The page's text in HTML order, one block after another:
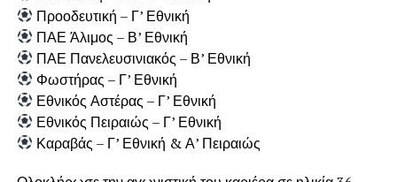
Προοδευτική – Γ’ Εθνική
ΠΑΕ Άλιμος – Β’ Εθνική
ΠΑΕ Πανελευσινιακός – Β’ Εθνική
Φωστήρας – Γ’ Εθνική
Εθνικός Αστέρας – Γ’ Εθνική
Εθνικός Πειραιώς – Γ’ Εθνική
Καραβάς – Γ’ Εθνική & Α’ Πειραιώς